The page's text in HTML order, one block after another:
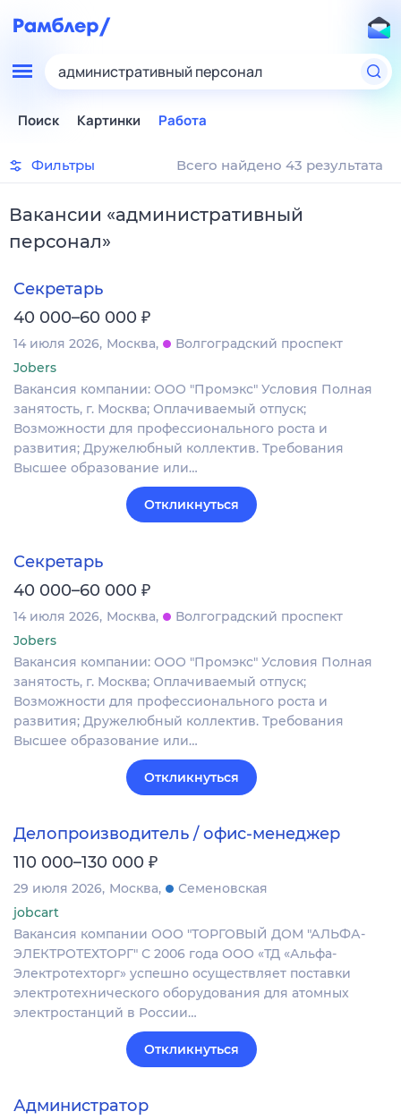
административный персонал
Поиск Картинки Работа
Фильтры Всего найдено 43 результата
Вакансии «административный
персонал»
Секретарь
40 000–60 000 ₽
14 июля 2026 Москва
Волгоградский проспект
Jobers
Вакансия компании: ООО "Промэкс" Условия Полная
занятость, г. Москва; Оплачиваемый отпуск;
Возможности для профессионального роста и
развития; Дружелюбный коллектив. Требования
Высшее образование или…
Откликнуться
Секретарь
40 000–60 000 ₽
14 июля 2026 Москва
Волгоградский проспект
Jobers
Вакансия компании: ООО "Промэкс" Условия Полная
занятость, г. Москва; Оплачиваемый отпуск;
Возможности для профессионального роста и
развития; Дружелюбный коллектив. Требования
Высшее образование или…
Откликнуться
Делопроизводитель / офис-менеджер
110 000–130 000 ₽
29 июля 2026 Москва
Семеновская
jobcart
Вакансия компании ООО "ТОРГОВЫЙ ДОМ "АЛЬФА-
ЭЛЕКТРОТЕХТОРГ" С 2006 года ООО «ТД «Альфа-
Электротехторг» успешно осуществляет поставки
электротехнического оборудования для атомных
электростанций в России…
Откликнуться
Администратор